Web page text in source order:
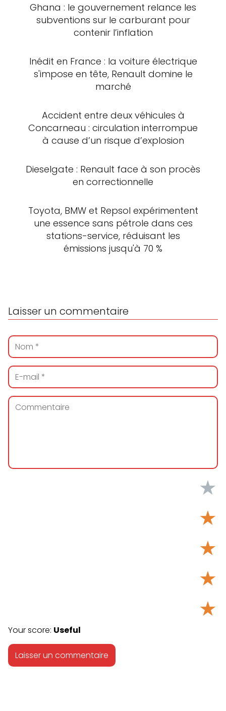
Ghana : le gouvernement relance les
subventions sur le carburant pour
contenir l’inflation
Inédit en France : la voiture électrique
s'impose en tête, Renault domine le
marché
Accident entre deux véhicules à
Concarneau : circulation interrompue
à cause d’un risque d’explosion
Dieselgate : Renault face à son procès
en correctionnelle
Toyota, BMW et Repsol expérimentent
une essence sans pétrole dans ces
stations-service, réduisant les
émissions jusqu'à 70 %
Laisser un commentaire
★
★
★
★
★
Your score: Useful